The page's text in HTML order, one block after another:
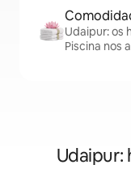
Udaipur: os
Piscina nos
Udaipur: